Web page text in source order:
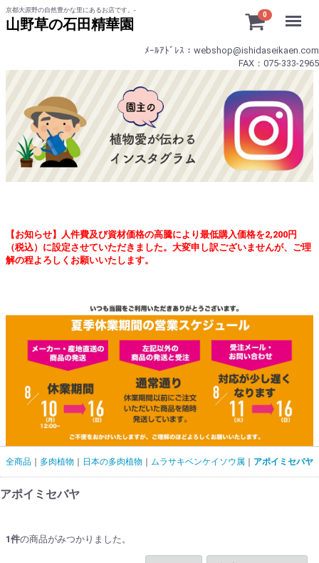
京都大原野の自然豊かな里にあるお店です。-
山野草の石田精華園
0
ﾒｰﾙｱﾄﾞﾚｽ：webshop@ishidaseikaen.com
FAX：075-333-2965
【お知らせ】人件費及び資材価格の高騰により最低購入価格を2,200円
（税込）に設定させていただきました。大変申し訳ございませんが、ご理
解の程よろしくお願いいたします。
全商品 多肉植物 日本の多肉植物 ムラサキベンケイソウ属 アポイミセバヤ
アポイミセバヤ
1件の商品がみつかりました。